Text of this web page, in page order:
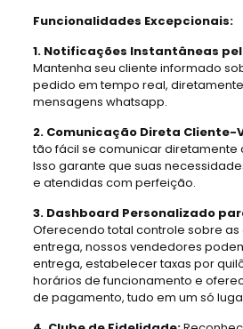
Funcionalidades Excepcionais:
1. Notificações Instantâneas
Mantenha seu cliente informado
pedido em tempo real,
mensagens whatsapp.
2. Comunicação Direta Cliente-
tão fácil se comunicar diretamente
Isso garante que suas
e atendidas com perfeição.
3. Dashboard Personalizado
Oferecendo total controle sobre
entrega, nossos vendedores
entrega, estabelecer taxas por
horários de funcionamento e
de pagamento, tudo em um só